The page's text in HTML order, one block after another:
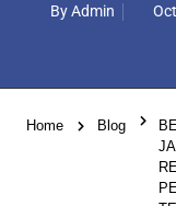
ByAdmin
Home Blog